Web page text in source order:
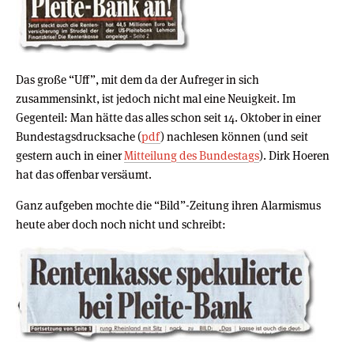
Das große “Uff”, mit dem da der Aufreger in sich
zusammensinkt, ist jedoch nicht mal eine Neuigkeit. Im
Gegenteil: Man hätte das alles schon seit 14. Oktober in einer
Bundestagsdrucksache (pdf) nachlesen können (und seit
gestern auch in einerMitteilung des Bundestags). Dirk Hoeren
hat das offenbar versäumt.
Ganz aufgeben mochte die “Bild”-Zeitung ihren Alarmismus
heute aber doch noch nicht und schreibt: